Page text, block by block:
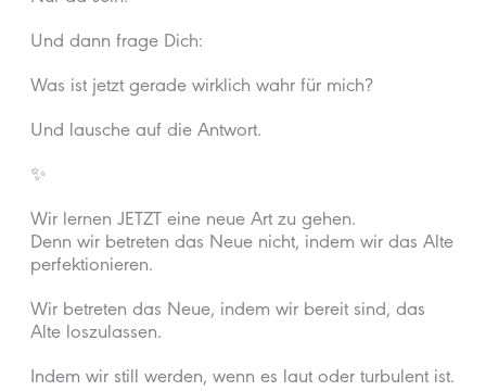
Und dann frage Dich:
Was ist jetzt gerade wirklich wahr für mich?
Und lausche auf die Antwort.
✨
Wir lernen JETZT eine neue Art zu gehen.
Denn wir betreten das Neue nicht, indem wir das Alte
perfektionieren.
Wir betreten das Neue, indem wir bereit sind, das
Alte loszulassen.
Indem wir still werden, wenn es laut oder turbulent ist.